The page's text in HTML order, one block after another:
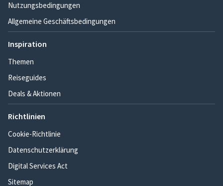
Nutzungsbedingungen
Allgemeine Geschäftsbedingungen
Inspiration
Themen
Reiseguides
Deals & Aktionen
Richtlinien
Cookie-Richtlinie
Datenschutzerklärung
Digital Services Act
Sitemap